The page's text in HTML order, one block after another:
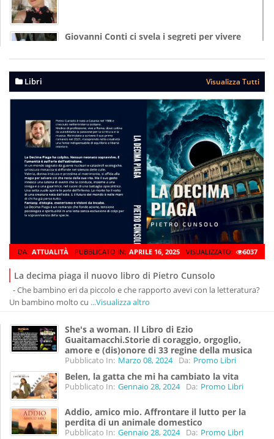
Giovanni Conti ci svela i segreti per vivere
Pubblicato In: Agosto 07, 2025 Da: Girovagando
Libri Visualizza Tutti
DA: ATTUALITÀ PUBBLICATO IN: APRILE 16, 2025 VISUALIZZATO: 6037
La decima piaga il nuovo libro di Pietro Cunsolo
- Che bambino eri da piccolo e che rapporto avevi con la letteratura?
Un bambino molto cu ...Visualizza altro
She's a woman. Il Libro di Ezio
Guaitamacchi.Storie di coraggio, orgoglio,
amore e (dis)onore di 33 regine della musica
Pubblicato In: Marzo 08, 2024 Da: Promo Libri
Belen, la gatta che mi ha cambiato la vita
Pubblicato In: Gennaio 28, 2024 Da: Promo Libri
Addio, amico mio. Affrontare il lutto per la
perdita di un animale domestico
Pubblicato In: Gennaio 28, 2024 Da: Promo Libri